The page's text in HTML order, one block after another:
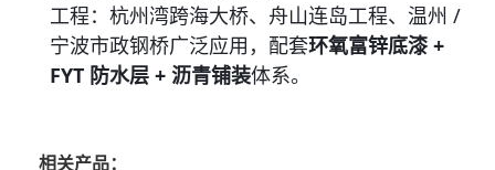
工程：杭州湾跨海大桥、舟山连岛工程、温州 /
宁波市政钢桥广泛应用，配套环氧富锌底漆 +
FYT 防水层 + 沥青铺装体系。
相关产品：